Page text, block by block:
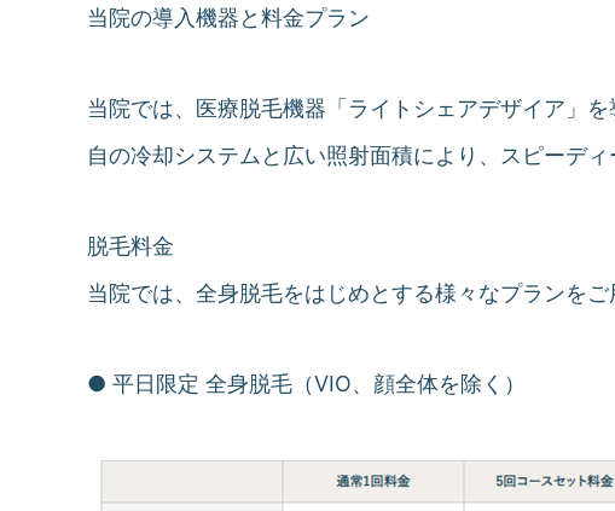
当院の導入機器と料金プラン
当院では、医療脱毛機器「ライトシェアデザイア」
自の冷却システムと広い照射面積により、スピーディ
脱毛料金
当院では、全身脱毛をはじめとする様々なプランをご
● 平日限定 全身脱毛（VIO、顔全体を除く）